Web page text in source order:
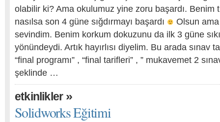
olabilir ki? Ama okulumuz yine zoru başardı. Benim
nasılsa son 4 güne sığdırmayı başardı
Olsun
sevindim. Benim korkum dokuzunu da ilk 3 güne
yönündeydi. Artık hayırlısı diyelim. Bu arada sınav
“final programı” , “final tarifleri” , ” mukavemet 2
şeklinde …
etkinlikler»
Solidworks Eğitimi